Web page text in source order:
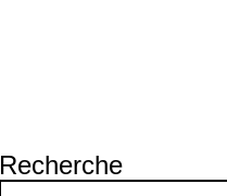
Recherche